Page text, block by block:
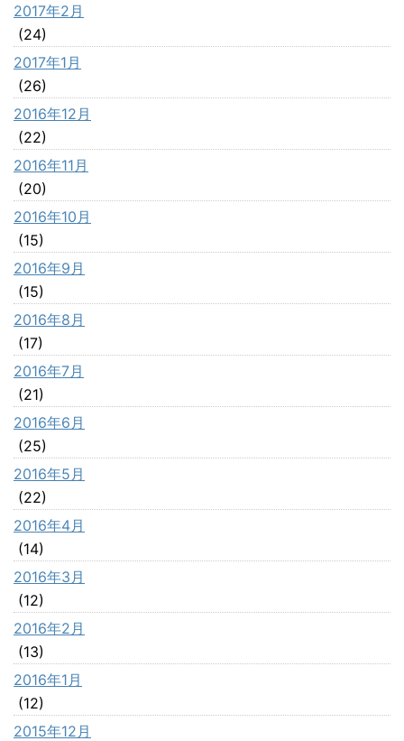
2017年2月
(24)
2017年1月
(26)
2016年12月
(22)
2016年11月
(20)
2016年10月
(15)
2016年9月
(15)
2016年8月
(17)
2016年7月
(21)
2016年6月
(25)
2016年5月
(22)
2016年4月
(14)
2016年3月
(12)
2016年2月
(13)
2016年1月
(12)
2015年12月